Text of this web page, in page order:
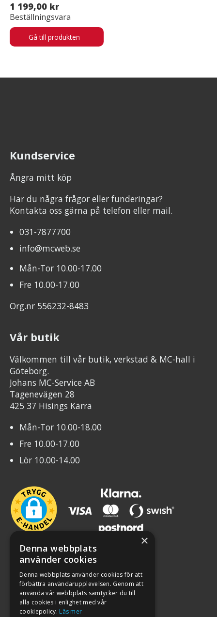
1 199,00 kr
Beställningsvara
Gå till produkten
Kundservice
Ångra mitt köp
Har du några frågor eller funderingar?
Kontakta oss gärna på telefon eller mail.
031-7877700
info@mcweb.se
Mån-Tor 10.00-17.00
Fre 10.00-17.00
Org.nr 556232-8483
Vår butik
Välkommen till vår butik, verkstad & MC-hall i
Göteborg.
Johans MC-Service AB
Tagenevägen 28
425 37 Hisings Kärra
Mån-Tor 10.00-18.00
Fre 10.00-17.00
Lör 10.00-14.00
×
Denna webbplats
använder cookies
Denna webbplats använder cookies för att
förbättra användarupplevelsen. Genom att
använda vår webbplats samtycker du till
alla cookies i enlighet med vår
cookiepolicy. Läs mer